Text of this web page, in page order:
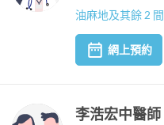
油麻地及其餘 2 間
網上預約
李浩宏中醫師